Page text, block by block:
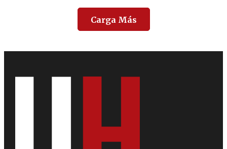
Carga Más